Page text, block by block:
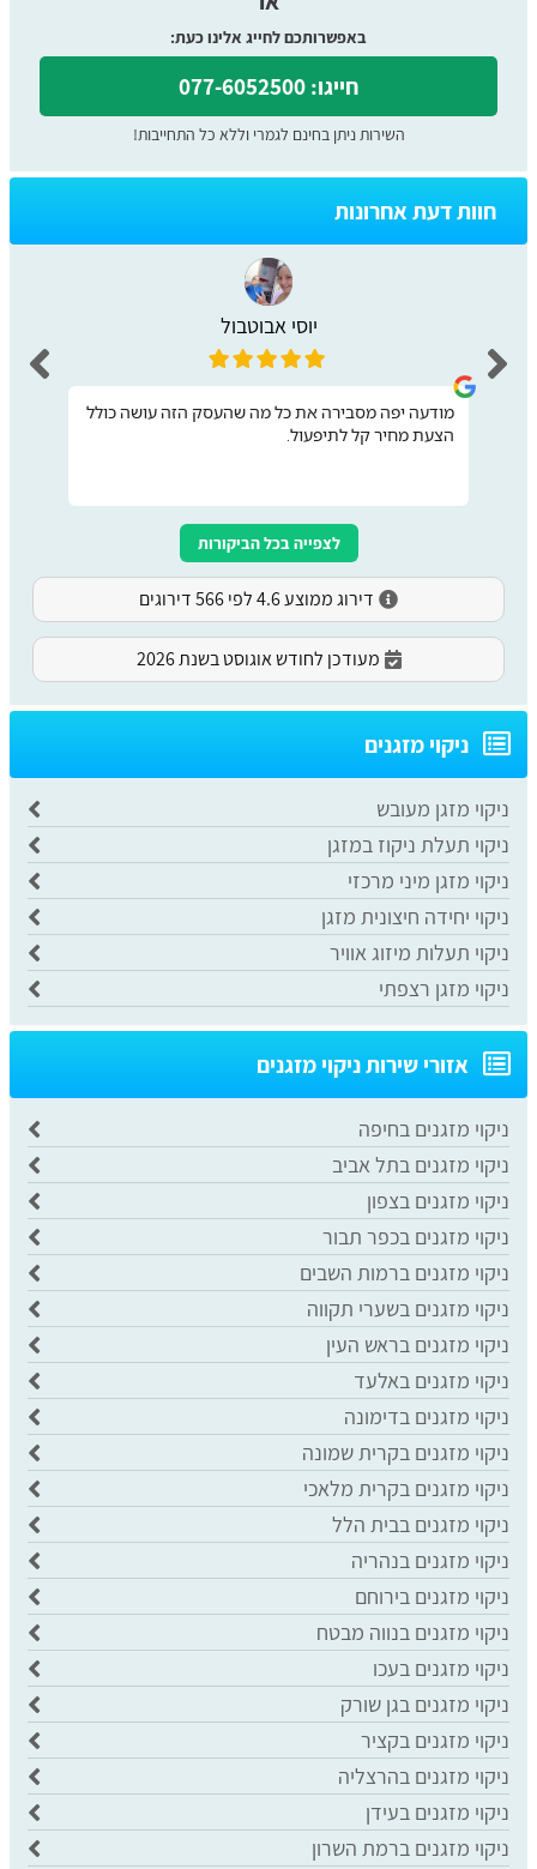
באפשרותכם לחייג אלינו כעת:
חייגו: 077-6052500
השירות ניתן בחינם לגמרי וללא כל התחייבות!
חוות דעת אחרונות
יוסי אבוטבול
מודעה יפה מסבירה את כל מה שהעסק הזה עושה כולל
הצעת מחיר קל לתיפעול.
לצפייה בכל הביקורות
דירוג ממוצע 4.6 לפי 566 דירוגים
מעודכן לחודש אוגוסט בשנת 2026
ניקוי מזגנים
ניקוי מזגן מעובש
ניקוי תעלת ניקוז במזגן
ניקוי מזגן מיני מרכזי
ניקוי יחידה חיצונית מזגן
ניקוי תעלות מיזוג אוויר
ניקוי מזגן רצפתי
אזורי שירות ניקוי מזגנים
ניקוי מזגנים בחיפה
ניקוי מזגנים בתל אביב
ניקוי מזגנים בצפון
ניקוי מזגנים בכפר תבור
ניקוי מזגנים ברמות השבים
ניקוי מזגנים בשערי תקווה
ניקוי מזגנים בראש העין
ניקוי מזגנים באלעד
ניקוי מזגנים בדימונה
ניקוי מזגנים בקרית שמונה
ניקוי מזגנים בקרית מלאכי
ניקוי מזגנים בבית הלל
ניקוי מזגנים בנהריה
ניקוי מזגנים בירוחם
ניקוי מזגנים בנווה מבטח
ניקוי מזגנים בעכו
ניקוי מזגנים בגן שורק
ניקוי מזגנים בקציר
ניקוי מזגנים בהרצליה
ניקוי מזגנים בעידן
ניקוי מזגנים ברמת השרון